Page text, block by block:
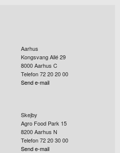
Aarhus
Kongsvang Allé 29
8000Aarhus C
Telefon 72 20 20 00
Send e-mail
Skejby
Agro Food Park 15
8200Aarhus N
Telefon 72 20 30 00
Send e-mail